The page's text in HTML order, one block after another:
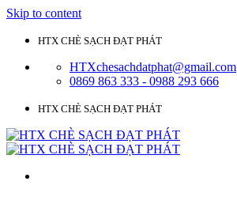
Skip to content
HTX CHÈ SẠCH ĐẠT PHÁT
HTXchesachdatphat@gmail.com
0869 863 333 - 0988 293 666
HTX CHÈ SẠCH ĐẠT PHÁT